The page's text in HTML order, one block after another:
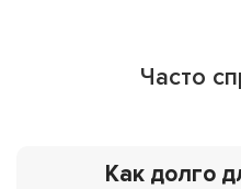
Часто
Как долго